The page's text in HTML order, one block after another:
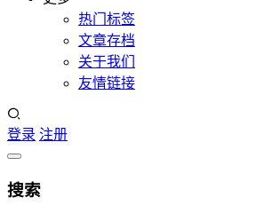
热门标签
文章存档
关于我们
友情链接
登录 注册
搜索